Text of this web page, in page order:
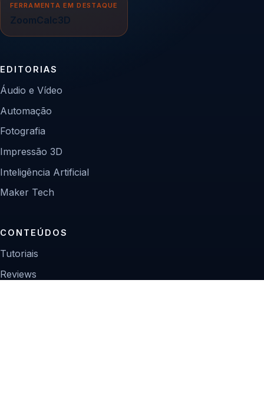
FERRAMENTA EM DESTAQUE
ZoomCalc3D
EDITORIAS
Áudio e Vídeo
Automação
Fotografia
Impressão 3D
Inteligência Artificial
Maker Tech
CONTEÚDOS
Tutoriais
Reviews